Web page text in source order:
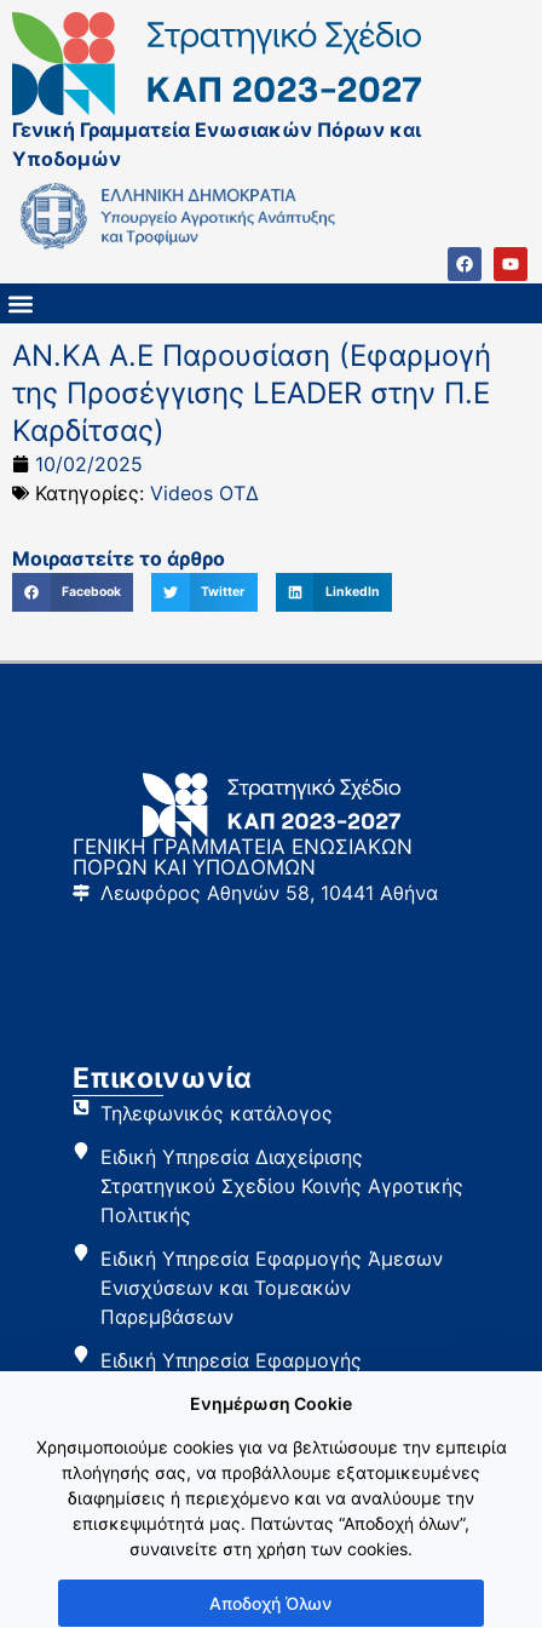
Γενική Γραμματεία Ενωσιακών Πόρων και
Υποδομών
ΑΝ.ΚΑ Α.Ε Παρουσίαση (Εφαρμογή
της Προσέγγισης LEADER στην Π.Ε
Καρδίτσας)
10/02/2025
Κατηγορίες: Videos ΟΤΔ
Μοιραστείτε το άρθρο
Facebook Twitter LinkedIn
ΓΕΝΙΚΗ ΓΡΑΜΜΑΤΕΙΑ ΕΝΩΣΙΑΚΩΝ
ΠΟΡΩΝ ΚΑΙ ΥΠΟΔΟΜΩΝ
Λεωφόρος Αθηνών 58, 10441 Αθήνα
Επικοινωνία
Τηλεφωνικός κατάλογος
Ειδική Υπηρεσία Διαχείρισης
Στρατηγικού Σχεδίου Κοινής Αγροτικής
Πολιτικής
Ειδική Υπηρεσία Εφαρμογής Άμεσων
Ενισχύσεων και Τομεακών
Παρεμβάσεων
Ειδική Υπηρεσία Εφαρμογής
Εθνικό Δίκτυο ΚΑΠ
Ενημέρωση Cookie
Χρησιμοποιούμε cookies για να βελτιώσουμε την εμπειρία
πλοήγησής σας, να προβάλλουμε εξατομικευμένες
διαφημίσεις ή περιεχόμενο και να αναλύουμε την
επισκεψιμότητά μας. Πατώντας “Αποδοχή όλων”,
συναινείτε στη χρήση των cookies.
Αποδοχή Όλων